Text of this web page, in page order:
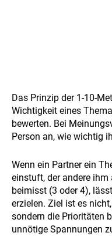
Das Prinzip der 1-10-
Wichtigkeit eines
bewerten. Bei
Person an, wie wichtig
Wenn ein Partner ein
einstuft, der andere ihm
beimisst (3 oder 4),
erzielen. Ziel ist es
sondern die Prioritäten
unnötige Spannungen